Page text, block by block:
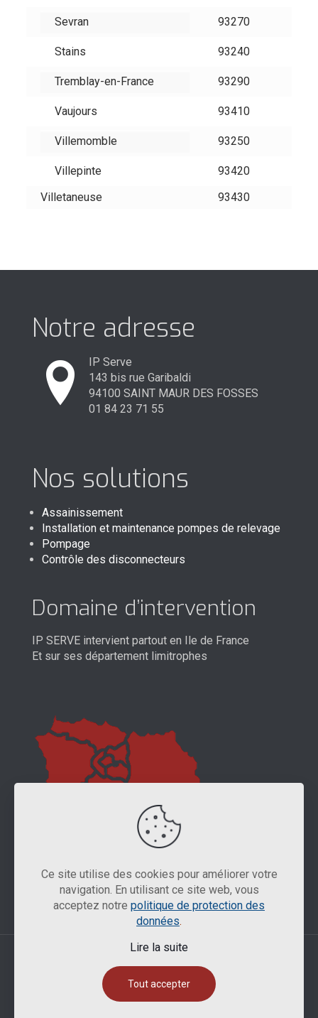
Sevran 93270
Stains 93240
Tremblay-en-France 93290
Vaujours 93410
Villemomble 93250
Villepinte
93420
Villetaneuse
93430
Notre adresse
IP Serve
143 bis rue Garibaldi
94100 SAINT MAUR DES FOSSES
01 84 23 71 55
Nos solutions
Assainissement
Installation et maintenance pompes de relevage
Pompage
Contrôle des disconnecteurs
Domaine d’intervention
IP SERVE intervient partout en Ile de France
Et sur ses département limitrophes
IP-SERVE 2025 -Mentions légales
Ce site utilise des cookies pour améliorer votre
navigation. En utilisant ce site web, vous
acceptez notre politique de protection des
données.
Lire la suite
Tout accepter